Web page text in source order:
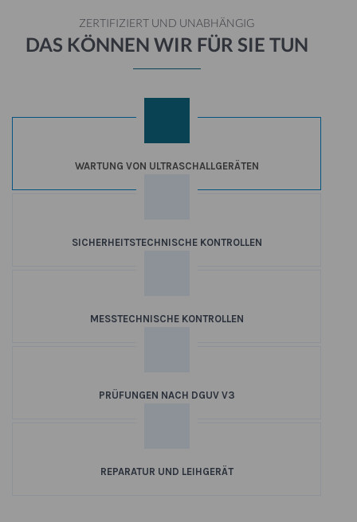
ZERTIFIZIERT UND UNABHÄNGIG
DAS KÖNNEN WIR FÜR SIE TUN
WARTUNG VON ULTRASCHALLGERÄTEN
SICHERHEITSTECHNISCHE KONTROLLEN
MESSTECHNISCHE KONTROLLEN
PRÜFUNGEN NACH DGUV V3
REPARATUR UND LEIHGERÄT